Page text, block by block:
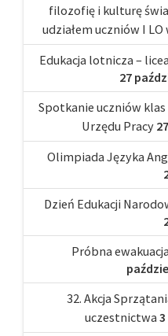
filozofię i kulturę
udziałem uczniów I LO
Edukacja lotnicza –
27
Spotkanie uczniów
Urzędu Pracy
Olimpiada Języka
Dzień Edukacji
Próbna
32. Akcja
uczestnictwa